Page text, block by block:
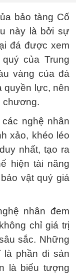
bảo tàng Cố
này là bởi sự
đá được xem
của Trung
vàng của đá
quyền lực, nên
chương.
nghệ nhân
xảo, khéo léo
nhất, tạo ra
hiện tài năng
vật quý giá
nhân đem
chỉ giá trị
sắc. Những
là phần di sản
là biểu tượng